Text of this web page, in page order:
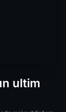
ultim